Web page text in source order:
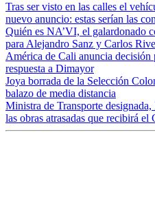
Tras ser visto en las calles el
nuevo anuncio: estas serían las
Quién es NA’VI, el galardonado
para Alejandro Sanz y Carlos
América de Cali anuncia
respuesta a Dimayor
Joya borrada de la Selección
balazo de media distancia
Ministra de Transporte
las obras atrasadas que recibirá